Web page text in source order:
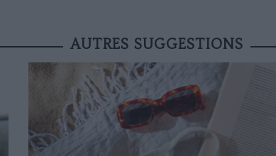
AUTRES SUGGESTIONS